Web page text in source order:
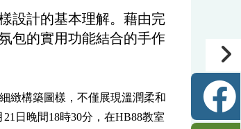
設計的基本理解。藉由完
包的實用功能結合的手作
緻構築圖樣，不僅展現溫潤柔和
日晚間18時30分，在HB88教室